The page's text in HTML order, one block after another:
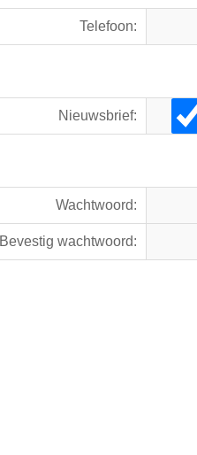
Telefoon:
Nieuwsbrief:
Wachtwoord:
Bevestig wachtwoord: